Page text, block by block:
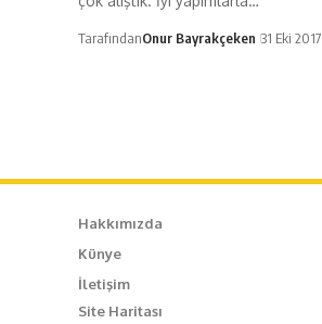
TarafındanOnur Bayrakçeken 31 Eki 2017
Hakkımızda
Künye
İletişim
Site Haritası